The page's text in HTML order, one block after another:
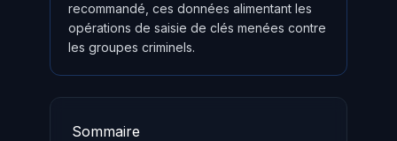
recommandé, ces données alimentant les
opérations de saisie de clés menées contre
les groupes criminels.
Sommaire